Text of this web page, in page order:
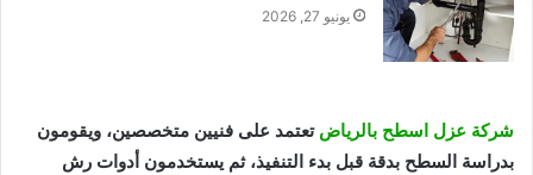
يونيو 27, 2026
شركة عزل اسطح بالرياض تعتمد على فنيين متخصصين، ويقومون
بدراسة السطح بدقة قبل بدء التنفيذ، ثم يستخدمون أدوات رش